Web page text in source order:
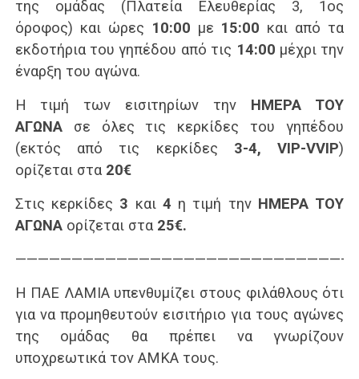
της ομάδας (Πλατεία Ελευθερίας 3, 1ος
όροφος) και ώρες 10:00 με 15:00 και από τα
εκδοτήρια του γηπέδου από τις 14:00 μέχρι την
έναρξη του αγώνα.
Η τιμή των εισιτηρίων την ΗΜΕΡΑ ΤΟΥ
ΑΓΩΝΑ σε όλες τις κερκίδες του γηπέδου
(εκτός από τις κερκίδες 3-4, VIP-VVIP)
ορίζεται στα 20€
Στις κερκίδες 3 και 4 η τιμή την ΗΜΕΡΑ ΤΟΥ
ΑΓΩΝΑορίζεται στα 25€.
Η ΠΑΕ ΛΑΜΙΑ υπενθυμίζει στους φιλάθλους ότι
για να προμηθευτούν εισιτήριο για τους αγώνες
της ομάδας θα πρέπει να γνωρίζουν
υποχρεωτικά τον ΑΜΚΑ τους.